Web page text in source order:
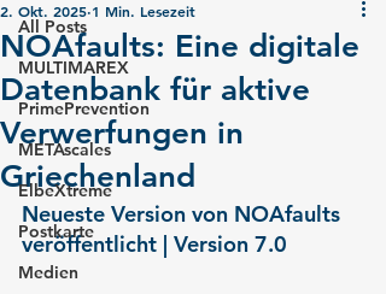
All Posts
MULTIMAREX
PrimePrevention
METAscales
ElbeXtreme
Postkarte
Medien
NOAfaults: Eine digitale
Datenbank für aktive
Verwerfungen in
Griechenland
2. Okt. 2025 1 Min. Lesezeit
Neueste Version von NOAfaults
veröffentlicht | Version 7.0